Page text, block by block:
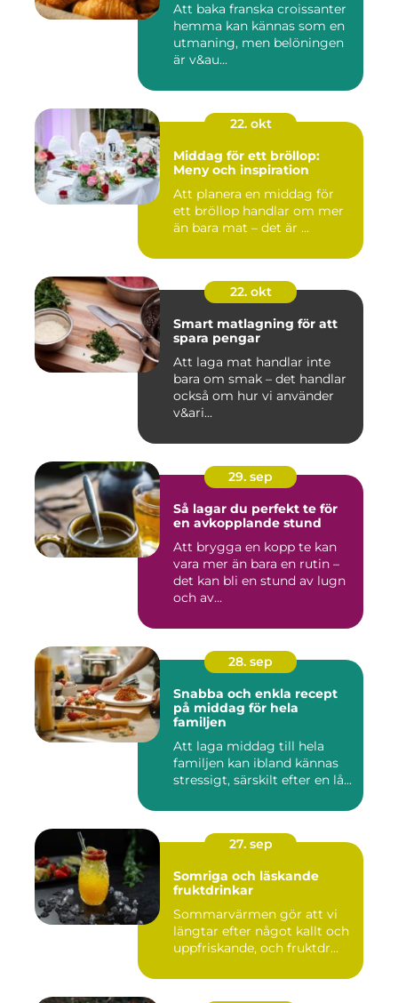
Att baka franska croissanter
hemma kan kännas som en
utmaning, men belöningen
är v&au...
22. okt
Middag för ett bröllop:
Meny och inspiration
Att planera en middag för
ett bröllop handlar om mer
än bara mat – det är ...
22. okt
Smart matlagning för att
spara pengar
Att laga mat handlar inte
bara om smak – det handlar
också om hur vi använder
v&ari...
29. sep
Så lagar du perfekt te för
en avkopplande stund
Att brygga en kopp te kan
vara mer än bara en rutin –
det kan bli en stund av lugn
och av...
28. sep
Snabba och enkla recept
på middag för hela
familjen
Att laga middag till hela
familjen kan ibland kännas
stressigt, särskilt efter en lå...
27. sep
Somriga och läskande
fruktdrinkar
Sommarvärmen gör att vi
längtar efter något kallt och
uppfriskande, och fruktdr...